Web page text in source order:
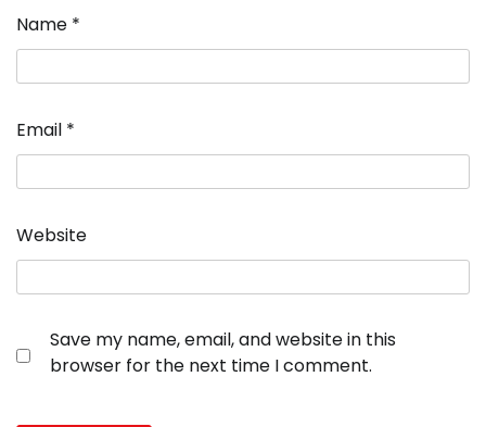
Name *
Email *
Website
Save my name, email, and website in this
browser for the next time I comment.